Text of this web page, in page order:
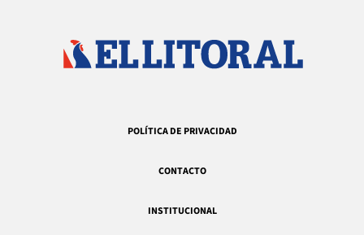
POLÍTICA DE PRIVACIDAD
CONTACTO
INSTITUCIONAL